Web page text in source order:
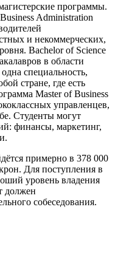
программы.
Administration
и некоммерческих,
Bachelor of Science
в области
специальность,
стране, где есть
Master of Business
управленцев,
Студенты могут
финансы, маркетинг,
примерно в 378 000
Для поступления в
уровень владения
должен
собеседования.